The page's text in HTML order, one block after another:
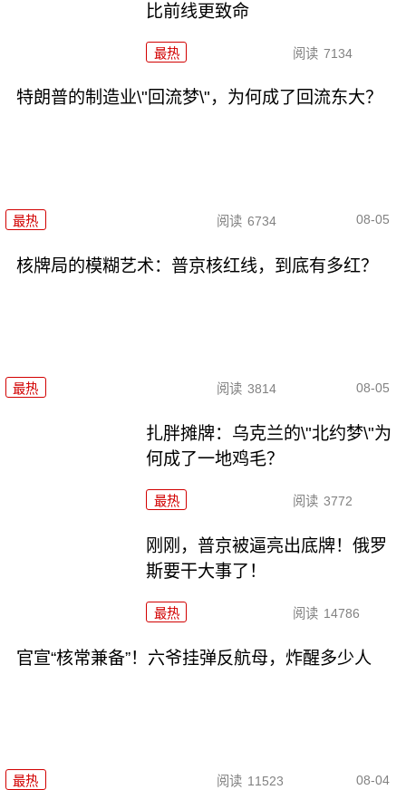
比前线更致命
最热 阅读 7134
特朗普的制造业\"回流梦\"，为何成了回流东大？
最热 阅读 6734 08-05
核牌局的模糊艺术：普京核红线，到底有多红？
最热 阅读 3814 08-05
扎胖摊牌：乌克兰的\"北约梦\"为
何成了一地鸡毛？
最热 阅读 3772
刚刚，普京被逼亮出底牌！俄罗
斯要干大事了！
最热 阅读 14786
官宣“核常兼备”！六爷挂弹反航母，炸醒多少人
最热 阅读 11523 08-04